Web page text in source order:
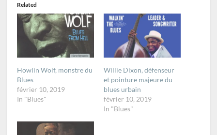
Related
Howlin Wolf, monstre du
Blues
février 10, 2019
In "Blues"
Willie Dixon, défenseur
et pointure majeure du
blues urbain
février 10, 2019
In "Blues"